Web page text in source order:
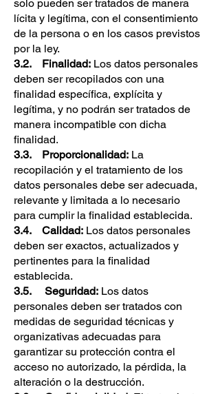
solo pueden ser tratados de manera
lícita y legítima, con el consentimiento
de la persona o en los casos previstos
por la ley.
3.2. Finalidad: Los datos personales
deben ser recopilados con una
finalidad específica, explícita y
legítima, y no podrán ser tratados de
manera incompatible con dicha
finalidad.
3.3. Proporcionalidad: La
recopilación y el tratamiento de los
datos personales debe ser adecuada,
relevante y limitada a lo necesario
para cumplir la finalidad establecida.
3.4. Calidad: Los datos personales
deben ser exactos, actualizados y
pertinentes para la finalidad
establecida.
3.5. Seguridad: Los datos
personales deben ser tratados con
medidas de seguridad técnicas y
organizativas adecuadas para
garantizar su protección contra el
acceso no autorizado, la pérdida, la
alteración o la destrucción.